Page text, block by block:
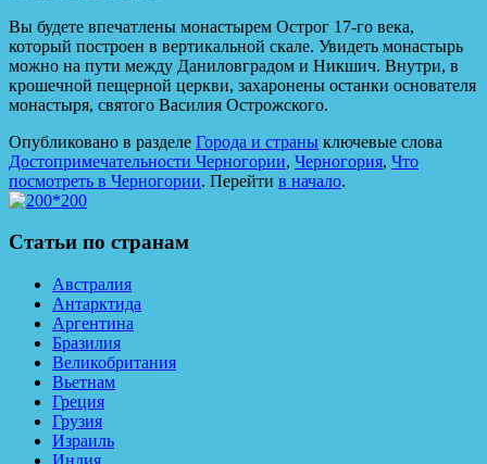
Вы будете впечатлены монастырем Острог 17-го века,
который построен в вертикальной скале. Увидеть монастырь
можно на пути между Даниловградом и Никшич. Внутри, в
крошечной пещерной церкви, захаронены останки основателя
монастыря, святого Василия Острожского.
Опубликовано в разделе Города и страны ключевые слова
Достопримечательности Черногории, Черногория, Что
посмотреть в Черногории. Перейти в начало.
Статьи по странам
Австралия
Антарктида
Аргентина
Бразилия
Великобритания
Вьетнам
Греция
Грузия
Израиль